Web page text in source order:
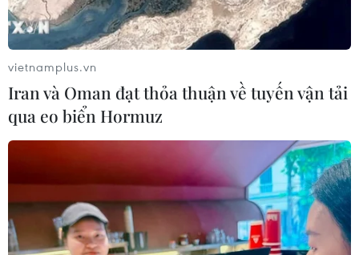
vietnamplus.vn
Iran và Oman đạt thỏa thuận về tuyến vận tải
qua eo biển Hormuz